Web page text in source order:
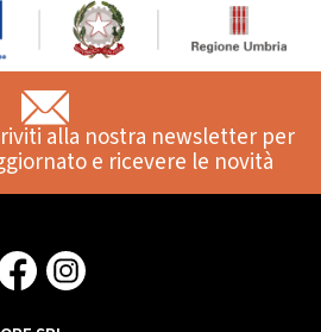
alla nostra newsletter per
e ricevere le novità